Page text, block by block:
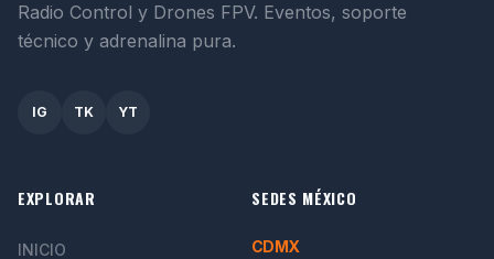
Radio Control y Drones FPV. Eventos, soporte
técnico y adrenalina pura.
IG TK YT
EXPLORAR
INICIO
SEDES MÉXICO
CDMX